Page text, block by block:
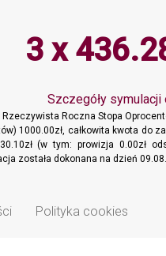
3 x
Szczegóły
Rzeczywista Roczna Stopa
1000.00zł, całkowita kwota do
(w tym: prowizja 0.00zł
została dokonana na dzień
Polityka cookies